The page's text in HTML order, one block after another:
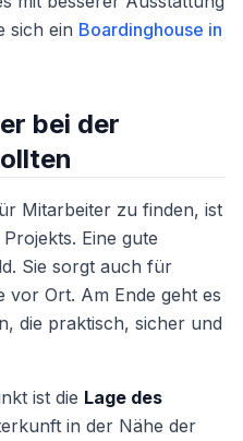
sich ein Boardinghouse in
bei der
Mitarbeiter zu finden, ist
Eine gute
Sie sorgt auch für
vor Ort. Am Ende geht es
die praktisch, sicher und
ist die Lage des
in der Nähe der